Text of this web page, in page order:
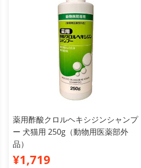
薬用酢酸クロルヘキシジンシャンプ
ー 犬猫用 250g（動物用医薬部外
品）
¥1,719